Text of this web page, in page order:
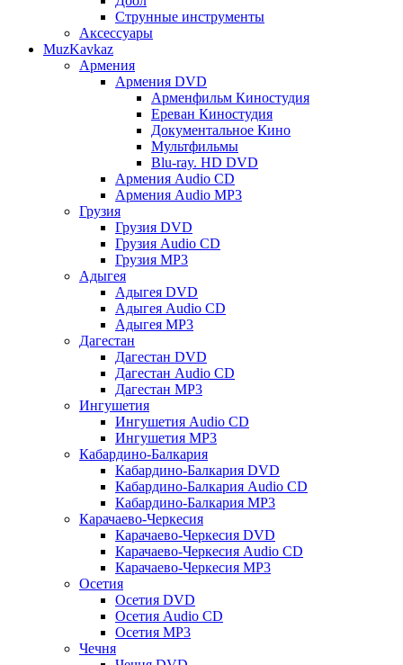
Струнные инструменты
Аксессуары
MuzKavkaz
Армения
Армения DVD
Арменфильм Киностудия
Ереван Киностудия
Документальное Кино
Мультфильмы
Blu-ray. HD DVD
Армения Audio CD
Армения Audio MP3
Грузия
Грузия DVD
Грузия Audio CD
Грузия MP3
Адыгея
Адыгея DVD
Адыгея Audio CD
Адыгея MP3
Дагестан
Дагестан DVD
Дагестан Audio CD
Дагестан MP3
Ингушетия
Ингушетия Audio CD
Ингушетия MP3
Кабардино-Балкария
Кабардино-Балкария DVD
Кабардино-Балкария Audio CD
Кабардино-Балкария MP3
Карачаево-Черкесия
Карачаево-Черкесия DVD
Карачаево-Черкесия Audio CD
Карачаево-Черкесия MP3
Осетия
Осетия DVD
Осетия Audio CD
Осетия MP3
Чечня